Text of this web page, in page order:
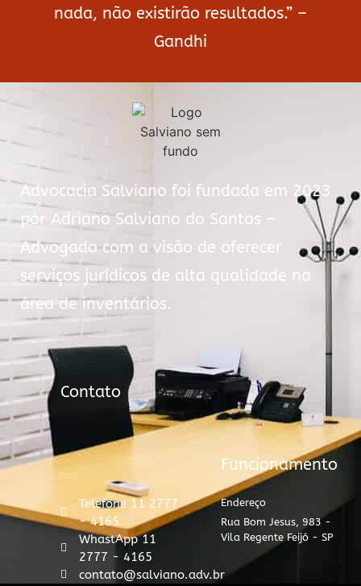
nada, não existirão resultados.” –
Gandhi
Advocacia Salviano foi fundada em 2023
por Adriano Salviano do Santos –
Advogado com a visão de oferecer
serviços jurídicos de alta qualidade na
área de inventários.
Contato
Telefone 11 2777
- 4165
WhastApp 11
2777 - 4165
contato@salviano.adv.br
Funcionamento
Endereço
Rua Bom Jesus, 983 -
Vila Regente Feijó - SP